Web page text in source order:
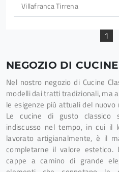
Villafranca Tirrena
1
NEGOZIO DI
Nel nostro negozio di Cucine
modelli dai tratti tradizionali, ma
le esigenze più attuali del
Le cucine di gusto classico
indiscusso nel tempo, in cui il
lavorato artigianalmente, è il
completarne il valore
cappe a camino di grande